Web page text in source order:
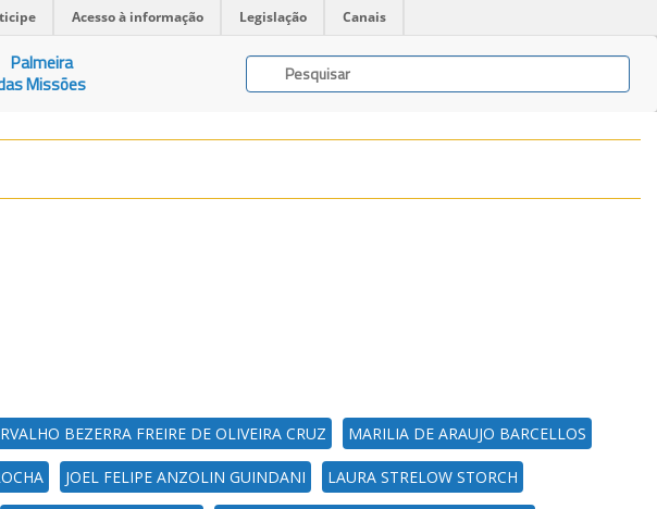
Acesso à informação Legislação Canais
Palmeira
Missões
BEZERRA FREIRE DE OLIVEIRA CRUZ MARILIA DE ARAUJO BARCELLOS
JOEL FELIPE ANZOLIN GUINDANI LAURA STRELOW STORCH